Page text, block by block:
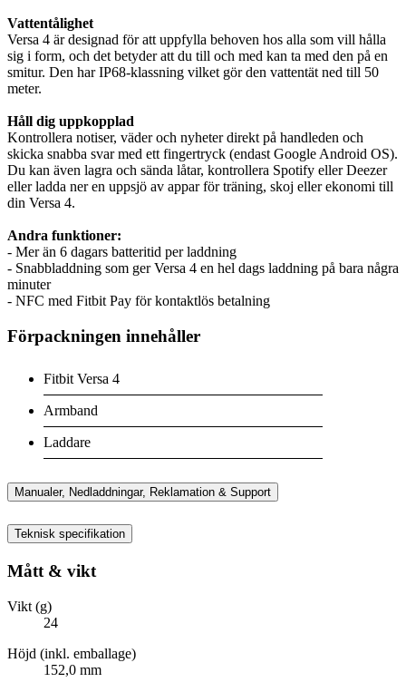
Vattentålighet
Versa 4 är designad för att uppfylla behoven hos alla som vill hålla
sig i form, och det betyder att du till och med kan ta med den på en
smitur. Den har IP68-klassning vilket gör den vattentät ned till 50
meter.
Håll dig uppkopplad
Kontrollera notiser, väder och nyheter direkt på handleden och
skicka snabba svar med ett fingertryck (endast Google Android OS).
Du kan även lagra och sända låtar, kontrollera Spotify eller Deezer
eller ladda ner en uppsjö av appar för träning, skoj eller ekonomi till
din Versa 4.
Andra funktioner:
- Mer än 6 dagars batteritid per laddning
- Snabbladdning som ger Versa 4 en hel dags laddning på bara några
minuter
- NFC med Fitbit Pay för kontaktlös betalning
Förpackningen innehåller
Fitbit Versa 4
Armband
Laddare
Manualer, Nedladdningar, Reklamation & Support
Teknisk specifikation
Mått & vikt
Vikt (g)
24
Höjd (inkl. emballage)
152,0 mm